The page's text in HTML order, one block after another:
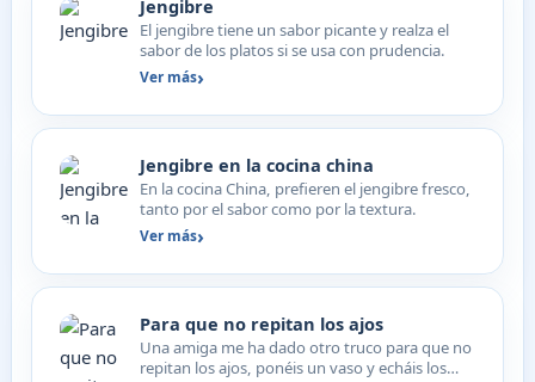
Jengibre
El jengibre tiene un sabor picante y realza el
sabor de los platos si se usa con prudencia.
Ver más
Jengibre en la cocina china
En la cocina China, prefieren el jengibre fresco,
tanto por el sabor como por la textura.
Ver más
Para que no repitan los ajos
Una amiga me ha dado otro truco para que no
repitan los ajos, ponéis un vaso y echáis los